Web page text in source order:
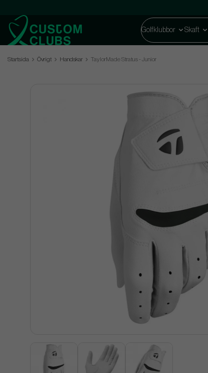
Golfklubbor Skaft
Startsida Övrigt Handskar TaylorMade Stratus - Junior